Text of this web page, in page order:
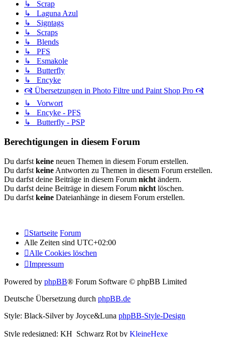
↳ Scrap
↳ Laguna Azul
↳ Signtags
↳ Scraps
↳ Blends
↳ PFS
↳ Esmakole
↳ Butterfly
↳ Encyke
🙧 Übersetzungen in Photo Filtre und Paint Shop Pro 🙧
↳ Vorwort
↳ Encyke - PFS
↳ Butterfly - PSP
Berechtigungen in diesem Forum
Du darfst keine neuen Themen in diesem Forum erstellen.
Du darfst keine Antworten zu Themen in diesem Forum erstellen.
Du darfst deine Beiträge in diesem Forum nicht ändern.
Du darfst deine Beiträge in diesem Forum nicht löschen.
Du darfst keine Dateianhänge in diesem Forum erstellen.
Startseite Forum
Alle Zeiten sind UTC+02:00
Alle Cookies löschen
Impressum
Powered by phpBB® Forum Software © phpBB Limited
Deutsche Übersetzung durch phpBB.de
Style: Black-Silver by Joyce&Luna phpBB-Style-Design
Style redesigned: KH_Schwarz Rot by KleineHexe